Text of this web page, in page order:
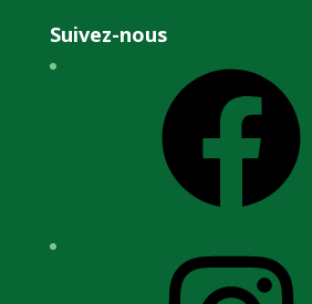
Suivez-nous